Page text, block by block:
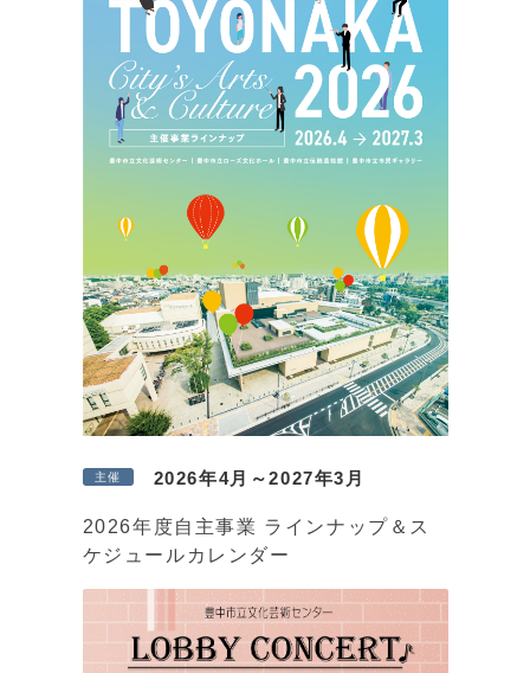
2026年4月～2027年3月
主催
2026年度自主事業 ラインナップ＆ス
ケジュールカレンダー